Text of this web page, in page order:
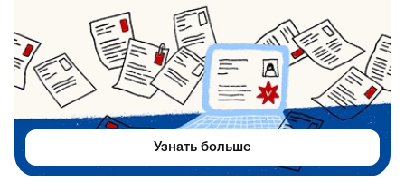
Узнать больше